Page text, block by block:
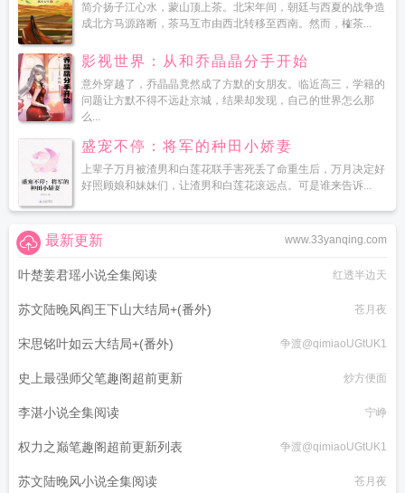
简介扬子江心水，蒙山顶上茶。北宋年间，朝廷与西夏的战争造
成北方马源路断，茶马互市由西北转移至西南。然而，榷茶...
影视世界：从和乔晶晶分手开始
意外穿越了，乔晶晶竟然成了方默的女朋友。临近高三，学籍的
问题让方默不得不远赴京城，结果却发现，自己的世界怎么那
么...
盛宠不停：将军的种田小娇妻
上辈子万月被渣男和白莲花联手害死丢了命重生后，万月决定好
好照顾娘和妹妹们，让渣男和白莲花滚远点。可是谁来告诉...
www.33yanqing.com
最新更新
叶楚姜君瑶小说全集阅读 红透半边天
苏文陆晚风阎王下山大结局+(番外) 苍月夜
宋思铭叶如云大结局+(番外) 争渡@qimiaoUGtUK1
史上最强师父笔趣阁超前更新 炒方便面
李湛小说全集阅读 宁峥
权力之巅笔趣阁超前更新列表 争渡@qimiaoUGtUK1
苏文陆晚风小说全集阅读 苍月夜